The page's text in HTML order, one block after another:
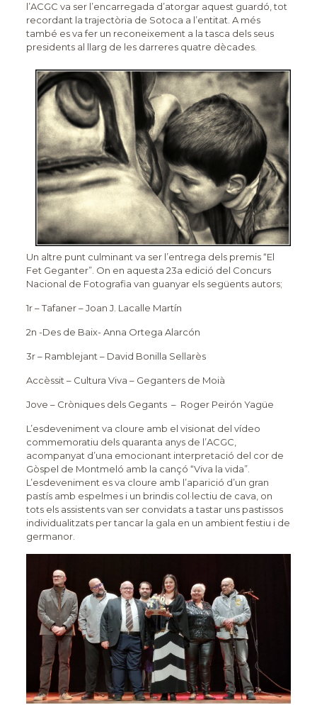
l’ACGC va ser l’encarregada d’atorgar aquest guardó, tot
recordant la trajectòria de Sotoca a l’entitat. A més
també es va fer un reconeixement a la tasca dels seus
presidents al llarg de les darreres quatre dècades.
Un altre punt culminant va ser l’entrega dels premis “El
Fet Geganter”. On en aquesta 23a edició del Concurs
Nacional de Fotografia van guanyar els següents autors;
1r – Tafaner – Joan J. Lacalle Martín
2n -Des de Baix- Anna Ortega Alarcón
3r – Ramblejant – David Bonilla Sellarès
Accèssit – Cultura Viva – Geganters de Moià
Jove – Cròniques dels Gegants – Roger Peirón Yagüe
L’esdeveniment va cloure amb el visionat del vídeo
commemoratiu dels quaranta anys de l’ACGC,
acompanyat d’una emocionant interpretació del cor de
Gòspel de Montmeló amb la cançó “Viva la vida”.
L’esdeveniment es va cloure amb l’aparició d’un gran
pastís amb espelmes i un brindis col·lectiu de cava, on
tots els assistents van ser convidats a tastar uns pastissos
individualitzats per tancar la gala en un ambient festiu i de
germanor.